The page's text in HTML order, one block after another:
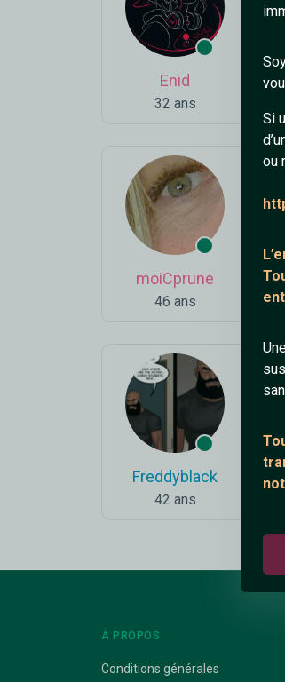
Si
ou
Enid
32 ans
moiCprune
46 ans
Freddyblack
42 ans
À PROPOS
Conditions générales